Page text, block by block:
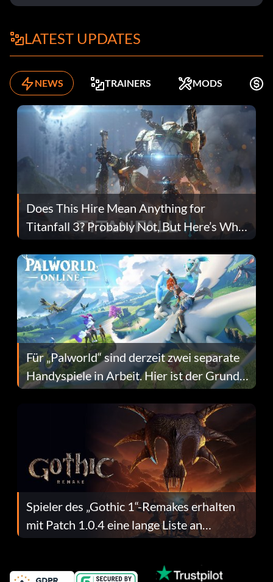
LATEST UPDATES
NEWS TRAINERS MODS
Does This Hire Mean Anything for
Titanfall 3? Probably Not, But Here’s Why
Fans Are Hopeful
Für „Palworld“ sind derzeit zwei separate
Handyspiele in Arbeit. Hier ist der Grund
dafür.
Spieler des „Gothic 1“-Remakes erhalten
mit Patch 1.0.4 eine lange Liste an
Fehlerbehebungen